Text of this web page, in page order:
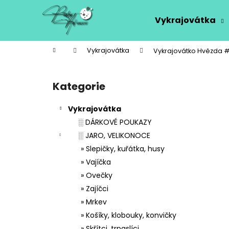
Vykrajovátka
Domů Vykrajovátka Vykrajovátko Hvězda
Přeskočit
kategorie
Kategorie
Vykrajovátka
░ DÁRKOVÉ POUKAZY
░ JARO, VELIKONOCE
» Slepičky, kuřátka, husy
» Vajíčka
» Ovečky
» Zajíčci
» Mrkev
» Košíky, klobouky, konvičky
í
Zpět
do
Zpět
do